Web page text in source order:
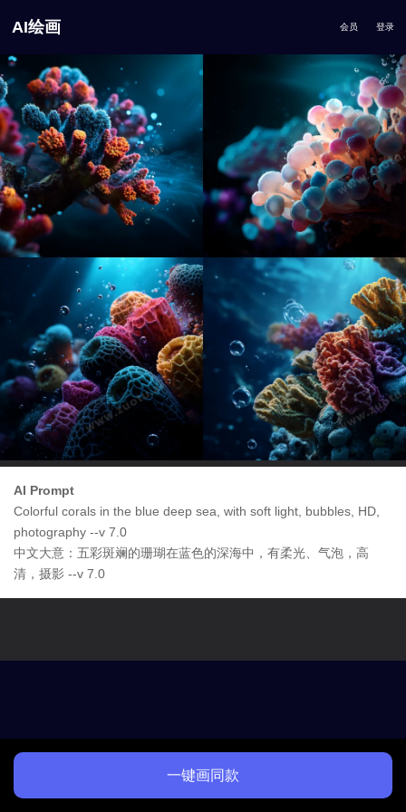
AI绘画 会员 登录
AI Prompt
Colorful corals in the blue deep sea, with soft light, bubbles, HD,
photography --v 7.0
中文大意：五彩斑斓的珊瑚在蓝色的深海中，有柔光、气泡，高
清，摄影 --v 7.0
一键画同款